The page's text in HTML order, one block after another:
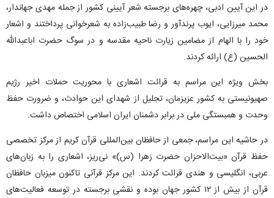
در این آیین ادبی، چهره‌های برجسته شعر آیینی کشور از جمله مهدی جهاندار،
محمد میرزایی، ایوب پرندآور و رضا طبیب‌زاده به شعرخوانی پرداختند و اشعار
خود را با الهام از مضامین زیارت ناحیه مقدسه و در سوگ حضرت اباعبدالله
الحسین (ع) ارائه کردند.
بخش ویژه این مراسم به قرائت اشعاری با محوریت حملات اخیر رژیم
صهیونیستی به کشور عزیزمان، تجلیل از شهدای این حوادث، و ضرورت حفظ
وحدت و همبستگی ملی در برابر دشمنان ایران اسلامی اختصاص داشت.
در حاشیه این مراسم، جمعی از حافظان بین‌المللی قرآن کریم از مرکز تخصصی
حفظ قرآن «بیت‌الاحزان حضرت زهرا (س)» نی‌ریز، اشعاری را به زبان‌های
عربی، انگلیسی و هندی قرائت کردند. این مرکز قرآنی تاکنون میزبان حافظان
قرآن از بیش از ۱۲ کشور جهان بوده و نقشی برجسته در توسعه فعالیت‌های